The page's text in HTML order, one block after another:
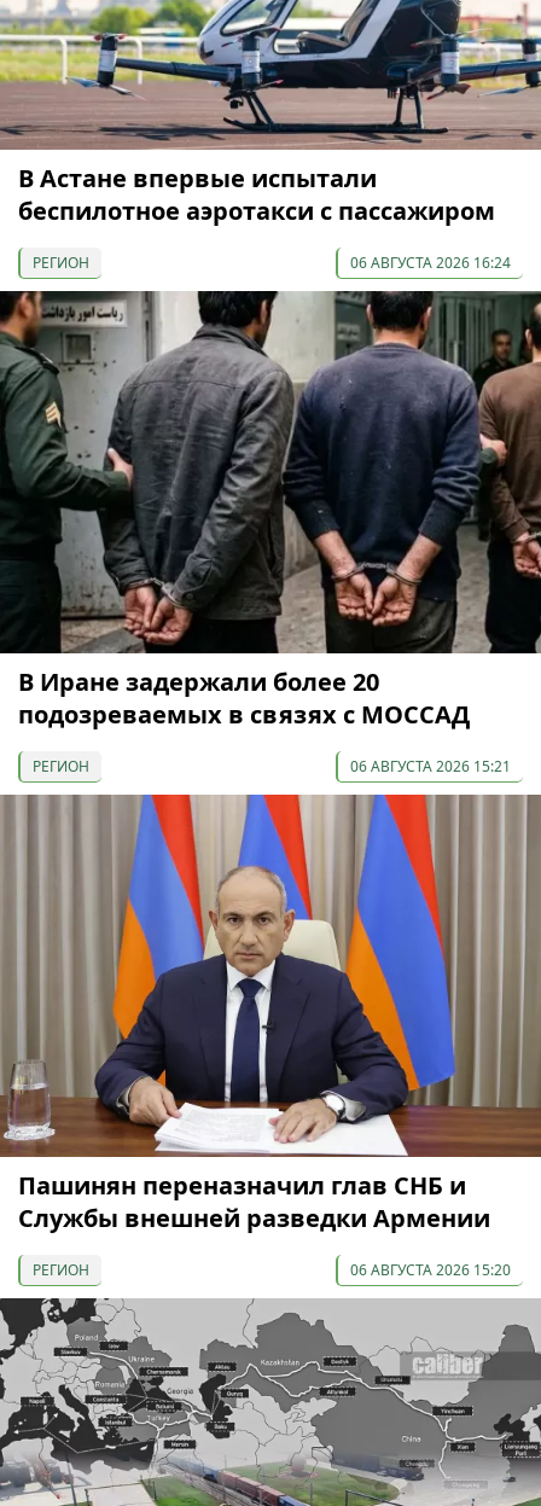
В Астане впервые испытали
беспилотное аэротакси с пассажиром
РЕГИОН 06 АВГУСТА 2026 16:24
В Иране задержали более 20
подозреваемых в связях с МОССАД
РЕГИОН 06 АВГУСТА 2026 15:21
Пашинян переназначил глав СНБ и
Службы внешней разведки Армении
РЕГИОН 06 АВГУСТА 2026 15:20